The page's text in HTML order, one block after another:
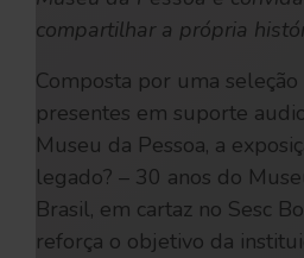
compartilhar a própria
Composta por uma
presentes em suporte
Museu da Pessoa, a
legado? – 30 anos do
Brasil, em cartaz no Sesc
reforça o objetivo da